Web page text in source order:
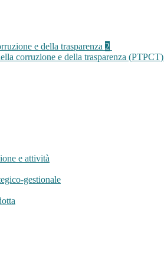
e della trasparenza 2
corruzione e della trasparenza (PTPCT)
e attività
gestionale